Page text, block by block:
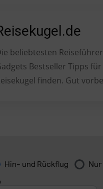
beliebtesten
Bestseller Tipps
finden. Gut